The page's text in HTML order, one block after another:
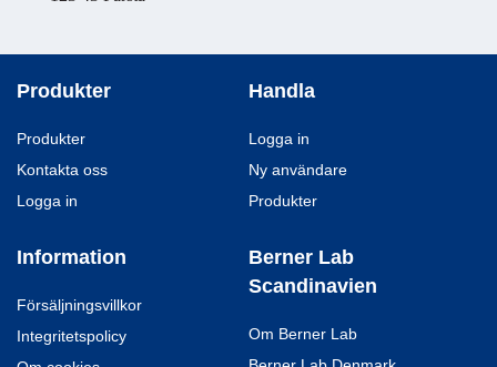
Produkter
Produkter
Kontakta oss
Logga in
Handla
Logga in
Ny användare
Produkter
Information
Försäljningsvillkor
Integritetspolicy
Berner Lab
Scandinavien
Om Berner Lab